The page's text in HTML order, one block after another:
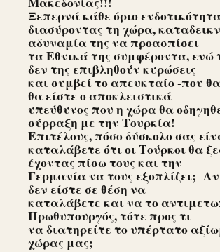
Ξεπερνά κάθε όριο
διασύροντας τη χώρα,
αδυναμία της να προασπίσει
τα Εθνικά της συμφέροντα, ενώ
δεν της επιβληθούν κυρώσεις
και συμβεί το απευκταίο -που
θα είστε ο αποκλειστικά
υπεύθυνος που η χώρα θα
σύρραξη με την Τουρκία!
Επιτέλους, πόσο δύσκολο σας
καταλάβετε ότι οι Τούρκοι θα
έχοντας πίσω τους και την
Γερμανία να τους εξοπλίζει;
δεν είστε σε θέση να
καταλάβετε και να το
Πρωθυπουργός, τότε προς τι
να διατηρείτε το υπέρτατο
χώρας μας;